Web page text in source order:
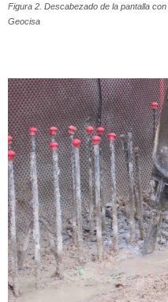
Figura 2. Descabezado de la pantalla
Geocisa